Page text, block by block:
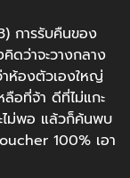
การรับคืนของ
ดว่าจะวางกลาง
าห้องตัวเองใหญ่
ลือที่จ้า ดีที่ไม่แกะ
ไม่พอ แล้วก็ค้นพบ
100% เอา